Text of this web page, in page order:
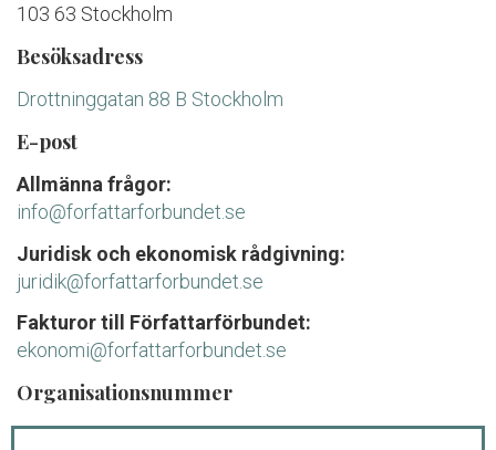
103 63 Stockholm
Besöksadress
Drottninggatan 88 B Stockholm
E-post
Allmänna frågor:
info@forfattarforbundet.se
Juridisk och ekonomisk rådgivning:
juridik@forfattarforbundet.se
Fakturor till Författarförbundet:
ekonomi@forfattarforbundet.se
Organisationsnummer
802004-7687